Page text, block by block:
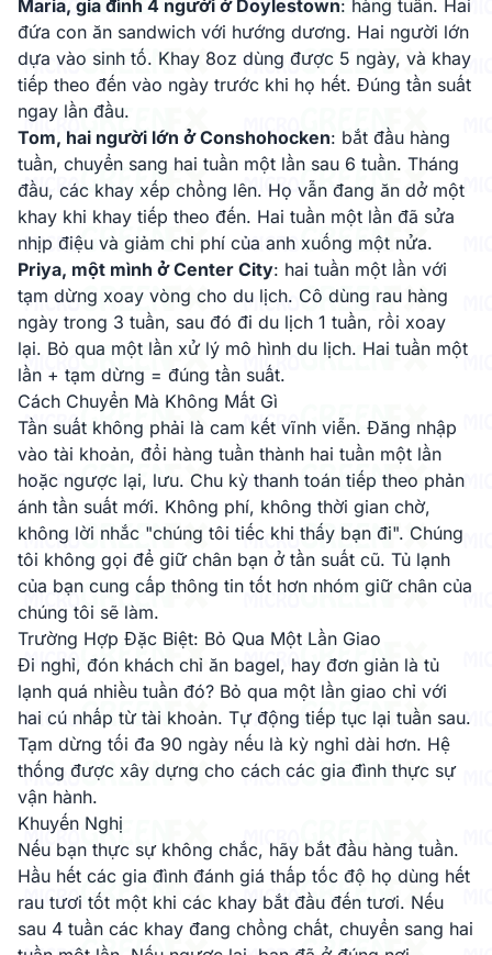
Maria, gia đình 4 người ở Doylestown: hàng tuần. Hai
đứa con ăn sandwich với hướng dương. Hai người lớn
dựa vào sinh tố. Khay 8oz dùng được 5 ngày, và khay
tiếp theo đến vào ngày trước khi họ hết. Đúng tần suất
ngay lần đầu.
Tom, hai người lớn ở Conshohocken: bắt đầu hàng
tuần, chuyển sang hai tuần một lần sau 6 tuần. Tháng
đầu, các khay xếp chồng lên. Họ vẫn đang ăn dở một
khay khi khay tiếp theo đến. Hai tuần một lần đã sửa
nhịp điệu và giảm chi phí của anh xuống một nửa.
Priya, một mình ở Center City: hai tuần một lần với
tạm dừng xoay vòng cho du lịch. Cô dùng rau hàng
ngày trong 3 tuần, sau đó đi du lịch 1 tuần, rồi xoay
lại. Bỏ qua một lần xử lý mô hình du lịch. Hai tuần một
lần + tạm dừng = đúng tần suất.
Cách Chuyển Mà Không Mất Gì
Tần suất không phải là cam kết vĩnh viễn. Đăng nhập
vào tài khoản, đổi hàng tuần thành hai tuần một lần
hoặc ngược lại, lưu. Chu kỳ thanh toán tiếp theo phản
ánh tần suất mới. Không phí, không thời gian chờ,
không lời nhắc "chúng tôi tiếc khi thấy bạn đi". Chúng
tôi không gọi để giữ chân bạn ở tần suất cũ. Tủ lạnh
của bạn cung cấp thông tin tốt hơn nhóm giữ chân của
chúng tôi sẽ làm.
Trường Hợp Đặc Biệt: Bỏ Qua Một Lần Giao
Đi nghỉ, đón khách chỉ ăn bagel, hay đơn giản là tủ
lạnh quá nhiều tuần đó? Bỏ qua một lần giao chỉ với
hai cú nhấp từ tài khoản. Tự động tiếp tục lại tuần sau.
Tạm dừng tối đa 90 ngày nếu là kỳ nghỉ dài hơn. Hệ
thống được xây dựng cho cách các gia đình thực sự
vận hành.
Khuyến Nghị
Nếu bạn thực sự không chắc, hãy bắt đầu hàng tuần.
Hầu hết các gia đình đánh giá thấp tốc độ họ dùng hết
rau tươi tốt một khi các khay bắt đầu đến tươi. Nếu
sau 4 tuần các khay đang chồng chất, chuyển sang hai